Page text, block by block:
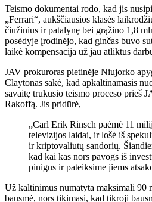
Teismo dokumentai rodo, kad jis
„Ferrari“, aukščiausios klasės
čiužinius ir patalynę bei grąžino 1,8
posėdyje įrodinėjo, kad ginčas buvo
laikė kompensacija už jau atliktus
JAV prokuroras pietinėje Niujorko
Claytonas sakė, kad apkaltinamasis
savaitę trukusio teismo proceso prieš
Rakoffą. Jis pridūrė,
„Carl Erik Rinsch paėmė 11
televizijos laidai, ir lošė iš
ir kriptovaliutų sandorių.
kad kai kas nors pavogs iš
pinigus ir pateiksime jiems
Už kaltinimus numatyta maksimali 90
bausmė, nors tikimasi, kad tikroji